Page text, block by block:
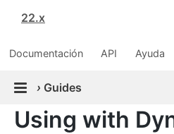
22.x
Documentación API Ayuda
› Guides
Using with